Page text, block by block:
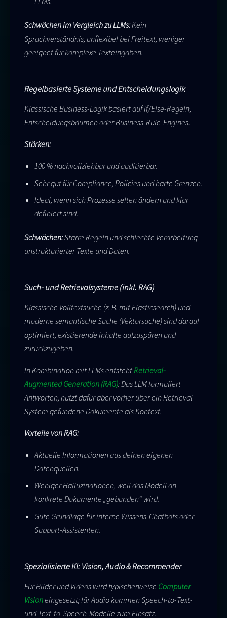
Schwächen im Vergleich zu LLMs:Kein
Sprachverständnis, unflexibel bei Freitext, weniger
geeignet für komplexe Texteingaben.
Regelbasierte Systeme und Entscheidungslogik
Klassische Business-Logik basiert auf If/Else-Regeln,
Entscheidungsbäumen oder Business-Rule-Engines.
Stärken:
100 % nachvollziehbar und auditierbar.
Sehr gut für Compliance, Policies und harte Grenzen.
Ideal, wenn sich Prozesse selten ändern und klar
definiert sind.
Schwächen:Starre Regeln und schlechte Verarbeitung
unstrukturierter Texte und Daten.
Such- und Retrievalsysteme (inkl. RAG)
Klassische Volltextsuche (z. B. mit Elasticsearch) und
moderne semantische Suche (Vektorsuche) sind darauf
optimiert, existierende Inhalte aufzuspüren und
zurückzugeben.
In Kombination mit LLMs entstehtRetrieval-
Augmented Generation (RAG): Das LLM formuliert
Antworten, nutzt dafür aber vorher über ein Retrieval-
System gefundene Dokumente als Kontext.
Vorteile von RAG:
Aktuelle Informationen aus deinen eigenen
Datenquellen.
Weniger Halluzinationen, weil das Modell an
konkrete Dokumente „gebunden“ wird.
Gute Grundlage für interne Wissens-Chatbots oder
Support-Assistenten.
Spezialisierte KI: Vision, Audio & Recommender
Für Bilder und Videos wird typischerweise Computer
Visioneingesetzt; für Audio kommen Speech-to-Text-
und Text-to-Speech-Modelle zum Einsatz.